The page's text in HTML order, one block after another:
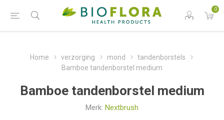
0
Home verzorging mond
tandenborstels
Bamboe tandenborstel medium
Bamboe tandenborstel medium
Merk: Nextbrush